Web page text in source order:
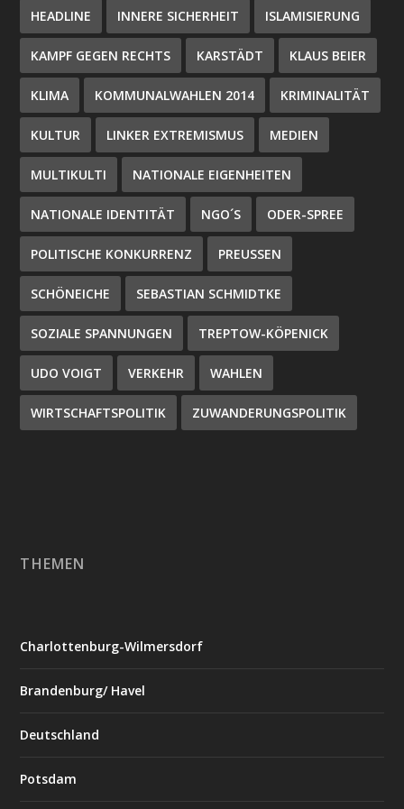
HEADLINE INNERE SICHERHEIT ISLAMISIERUNG
KAMPF GEGEN RECHTS KARSTÄDT KLAUS BEIER
KLIMA KOMMUNALWAHLEN 2014 KRIMINALITÄT
KULTUR LINKER EXTREMISMUS MEDIEN
MULTIKULTI NATIONALE EIGENHEITEN
NATIONALE IDENTITÄT NGO´S ODER-SPREE
POLITISCHE KONKURRENZ PREUSSEN
SCHÖNEICHE SEBASTIAN SCHMIDTKE
SOZIALE SPANNUNGEN TREPTOW-KÖPENICK
UDO VOIGT VERKEHR WAHLEN
WIRTSCHAFTSPOLITIK ZUWANDERUNGSPOLITIK
THEMEN
Charlottenburg-Wilmersdorf
Brandenburg/ Havel
Deutschland
Potsdam